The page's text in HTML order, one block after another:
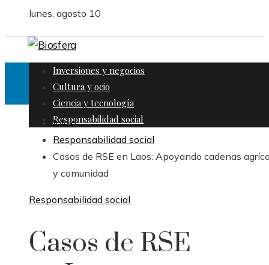
lunes, agosto 10
Inversiones y negocios
Cultura y ocio
Ciencia y tecnología
Responsabilidad social
Inicio
Responsabilidad social
Casos de RSE en Laos: Apoyando cadenas
y comunidad
Responsabilidad social
Casos de RSE